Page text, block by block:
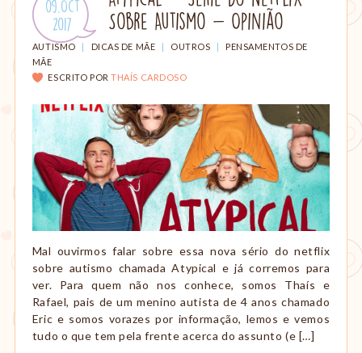
amamentação,
Montessori,
viagem
etc.
Publicado
em:
09.Oct
.
2017
Sobre Autismo - Opinião
CATEGORIAS:
AUTISMO DICAS DE MÃE OUTROS
PENSAMENTOS DE
MÃE
ESCRITO POR THAÍS CARDOSO
Mal ouvirmos falar sobre essa nova sério do netflix
sobre autismo chamada Atypical e já corremos para
ver. Para quem não nos conhece, somos Thaís e
Rafael, pais de um menino autista de 4 anos chamado
Eric e somos vorazes por informação, lemos e vemos
tudo o que tem pela frente acerca do assunto (e […]